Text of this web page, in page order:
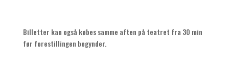
Billetter kan også købes samme aften på teatret fra 30 min
før forestillingen begynder.